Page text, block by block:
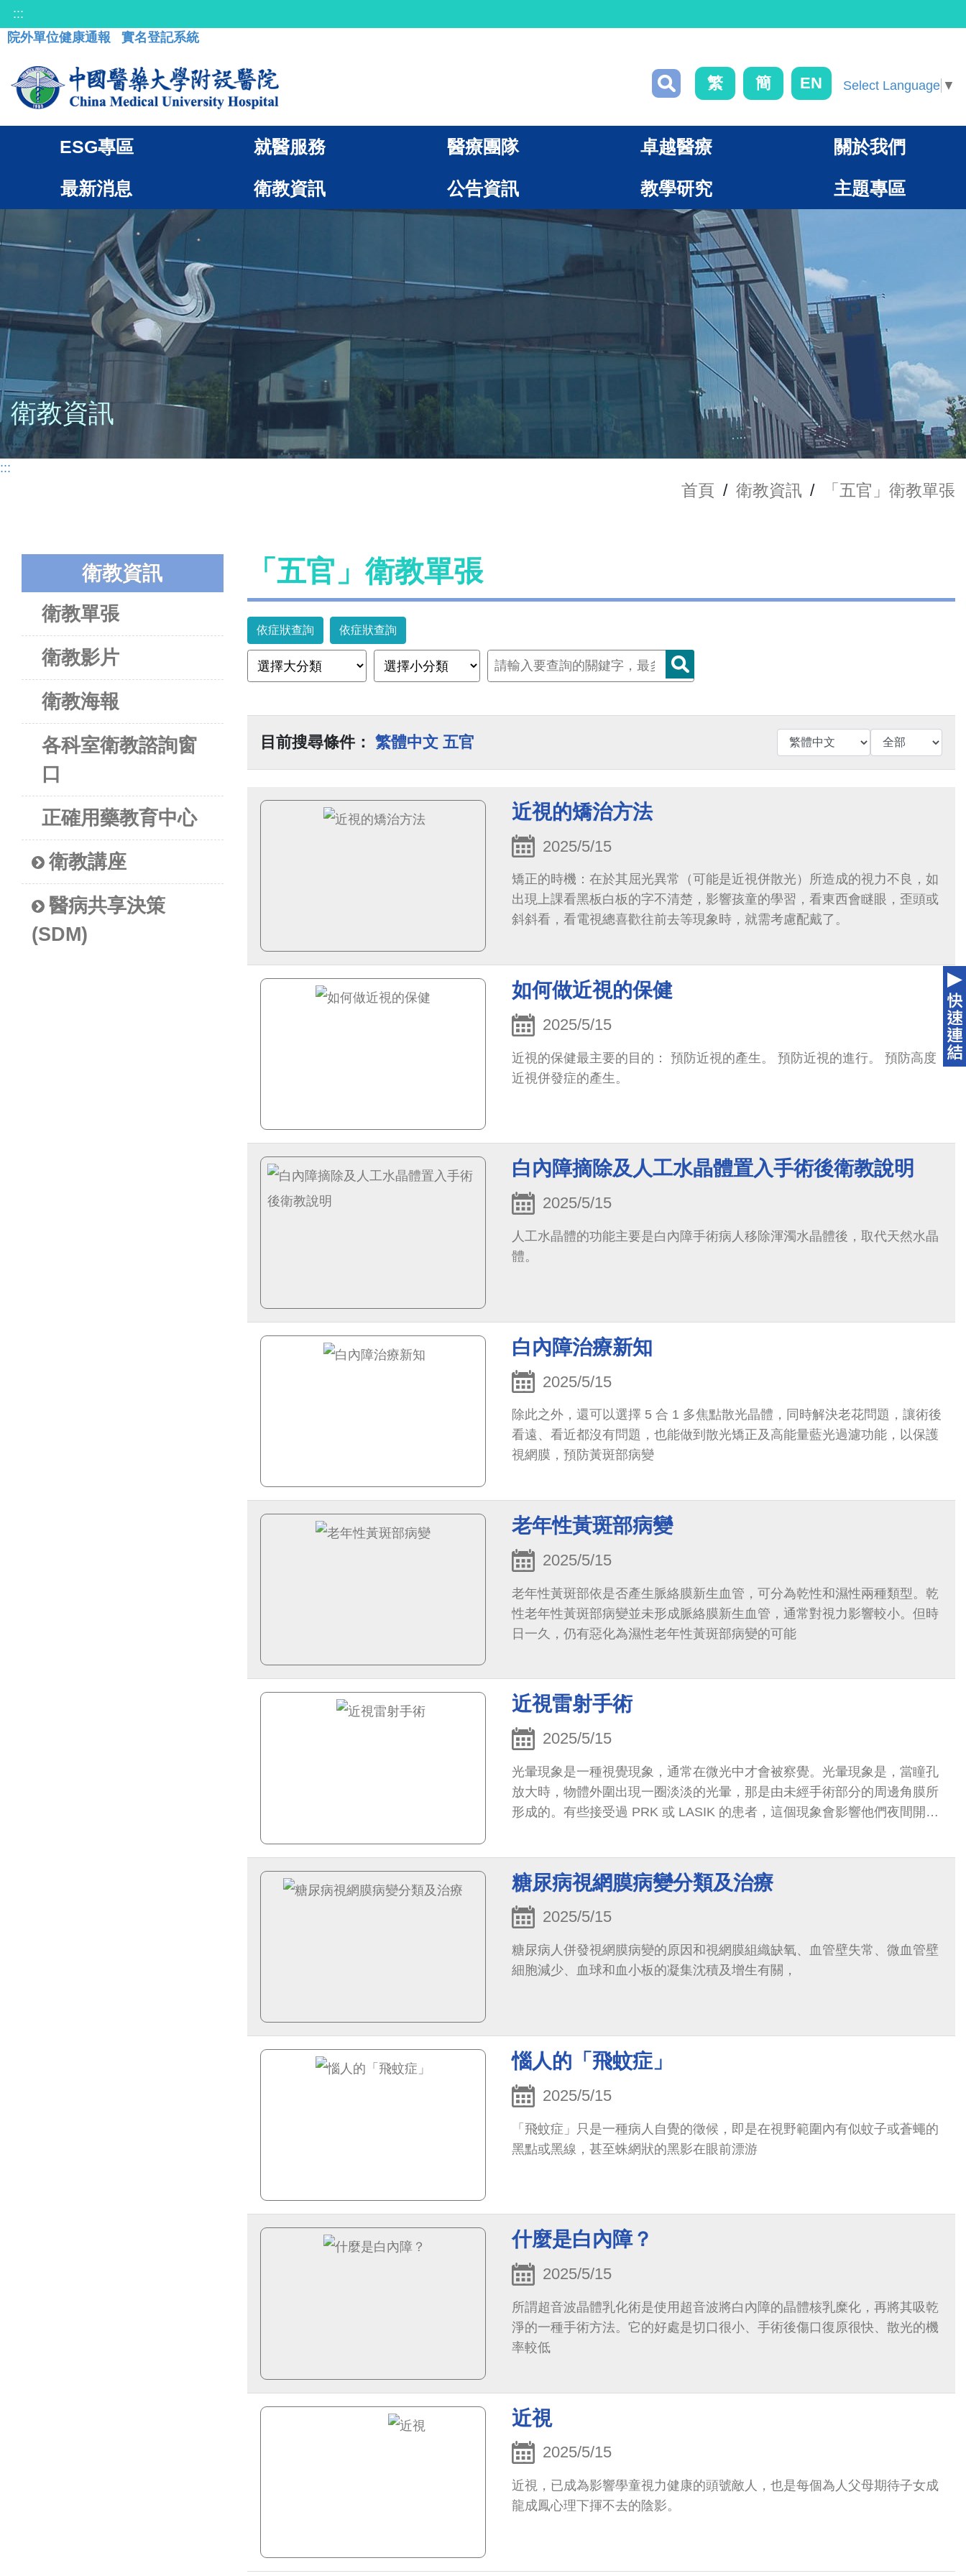
:::
院外單位健康通報
實名登記系統
繁 簡 EN Select Language ▼
ESG專區 就醫服務 醫療團隊 卓越醫療 關於我們
最新消息 衛教資訊 公告資訊 教學研究 主題專區
衛教資訊
:::
首頁 / 衛教資訊 / 「五官」衛教單張
衛教資訊
衛教單張
衛教影片
衛教海報
各科室衛教諮詢窗
口
正確用藥教育中心
衛教講座
醫病共享決策
(SDM)
「五官」衛教單張
依症狀查詢 依症狀查詢
目前搜尋條件： 繁體中文 五官
近視的矯治方法
2025/5/15
矯正的時機：在於其屈光異常（可能是近視併散光）所造成的視力不良，如
出現上課看黑板白板的字不清楚，影響孩童的學習，看東西會瞇眼，歪頭或
斜斜看，看電視總喜歡往前去等現象時，就需考慮配戴了。
如何做近視的保健
2025/5/15
近視的保健最主要的目的： 預防近視的產生。 預防近視的進行。 預防高度
近視併發症的產生。
白內障摘除及人工水晶體置入手術後衛教說明
2025/5/15
人工水晶體的功能主要是白內障手術病人移除渾濁水晶體後，取代天然水晶
體。
白內障治療新知
2025/5/15
除此之外，還可以選擇 5 合 1 多焦點散光晶體，同時解決老花問題，讓術後
看遠、看近都沒有問題，也能做到散光矯正及高能量藍光過濾功能，以保護
視網膜，預防黃斑部病變
老年性黃斑部病變
2025/5/15
老年性黃斑部依是否產生脈絡膜新生血管，可分為乾性和濕性兩種類型。乾
性老年性黃斑部病變並未形成脈絡膜新生血管，通常對視力影響較小。但時
日一久，仍有惡化為濕性老年性黃斑部病變的可能
近視雷射手術
2025/5/15
光暈現象是一種視覺現象，通常在微光中才會被察覺。光暈現象是，當瞳孔
放大時，物體外圍出現一圈淡淡的光暈，那是由未經手術部分的周邊角膜所
形成的。有些接受過 PRK 或 LASIK 的患者，這個現象會影響他們夜間開車
糖尿病視網膜病變分類及治療
2025/5/15
糖尿病人併發視網膜病變的原因和視網膜組織缺氧、血管壁失常、微血管壁
細胞減少、血球和血小板的凝集沈積及增生有關，
惱人的「飛蚊症」
2025/5/15
「飛蚊症」只是一種病人自覺的徵候，即是在視野範圍內有似蚊子或蒼蠅的
黑點或黑線，甚至蛛網狀的黑影在眼前漂游
什麼是白內障？
2025/5/15
所謂超音波晶體乳化術是使用超音波將白內障的晶體核乳糜化，再將其吸乾
淨的一種手術方法。它的好處是切口很小、手術後傷口復原很快、散光的機
率較低
近視
2025/5/15
近視，已成為影響學童視力健康的頭號敵人，也是每個為人父母期待子女成
龍成鳳心理下揮不去的陰影。